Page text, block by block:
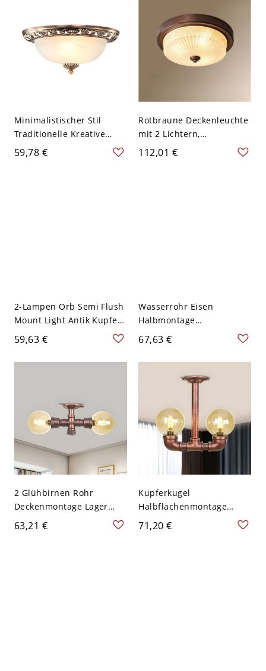
Minimalistischer Stil
Traditionelle Kreative
Glas-Deckenleuchte für
Schlafzimmer
59,78 €
Rotbraune Deckenleuchte
mit 2 Lichtern,
LED/Glühlampe/Leuchtsto
fflampe, Legierung, Glas-
112,01 €
2-Lampen Orb Semi Flush
Mount Light Antik Kupfer
Finish Klares Glas Rohr
Deckenbeleuchtung für
Korridor, A
59,63 €
Wasserrohr Eisen
Halbmontage
Beleuchtung Bauernhaus
2-Licht Korridor
Deckenlampe in Kupfer
mit klarem
Glaskugelschirm
67,63 €
2 Glühbirnen Rohr
Deckenmontage Lager
Kugel Bernstein Glas
Halbflächenleuchte in
63,21 €
Kupferkugel
Halbflächenmontage
Bauernstil
Bernsteinfarbenes Glas 2-
71,20 €